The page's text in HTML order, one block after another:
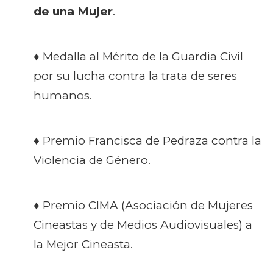
de una Mujer.
♦ Medalla al Mérito de la Guardia Civil
por su lucha contra la trata de seres
humanos.
♦ Premio Francisca de Pedraza contra la
Violencia de Género.
♦ Premio CIMA (Asociación de Mujeres
Cineastas y de Medios Audiovisuales) a
la Mejor Cineasta.